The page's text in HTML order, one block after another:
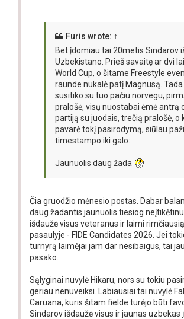
Furis wrote: ↑
Bet įdomiau tai 20metis Sindarov
Uzbekistano. Prieš savaitę ar dvi
World Cup, o šitame Freestyle
raunde nukalė patį Magnusą.
susitiko su tuo pačiu norvegu,
pralošė, visų nuostabai ėmė antrą
partiją su juodais, trečią pralošė, o
pavarė tokį pasirodymą, siūlau
timestampo iki galo:
Jaunuolis daug žada
Čia gruodžio mėnesio postas. Dabar
daug žadantis jaunuolis tiesiog
išdaužė visus veteranus ir laimi
pasaulyje - FIDE Candidates 2026. Jei
turnyrą laimėjai jam dar nesibaigus, tai
pasako.
Sąlyginai nuvylė Hikaru, nors su tokiu
geriau nenuveiksi. Labiausiai tai nuvylė
Caruana, kuris šitam fielde turėjo būti
Sindarov išdaužė visus ir jaunas uzbekas